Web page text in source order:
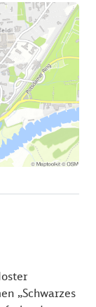
„Schwarzes